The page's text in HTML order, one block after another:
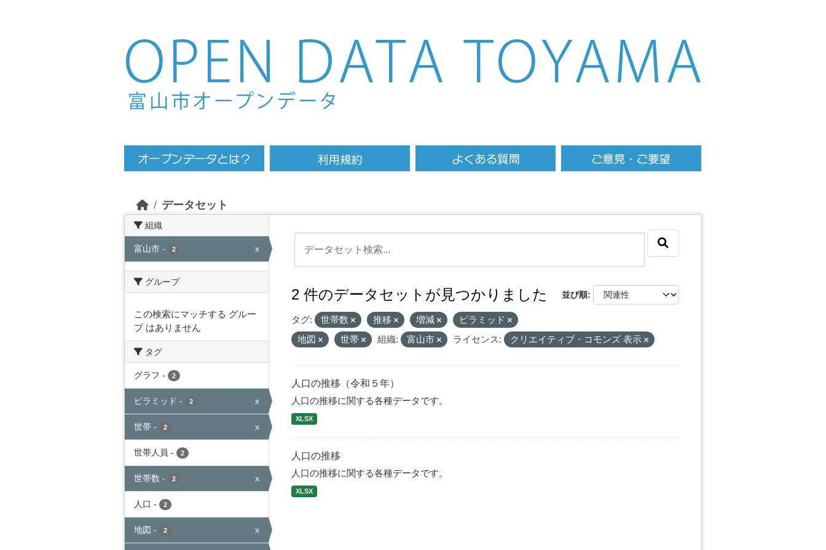
Skip to main content
データセット
組織
富山市 - 2 x
グループ
この検索にマッチする グルー
プ はありません
タグ
グラフ - 2
ピラミッド - 2 x
世帯 - 2 x
世帯人員 - 2
世帯数 - 2 x
人口 - 2
地図 - 2 x
並び順
2 件のデータセットが見つかりました
タグ: 世帯数 推移 増減
ピラミッド
地図
世帯 組織: 富山市 ライセンス: クリエイティブ・コモンズ 表示
人口の推移（令和５年）
人口の推移に関する各種データです。
XLSX
人口の推移
人口の推移に関する各種データです。
XLSX